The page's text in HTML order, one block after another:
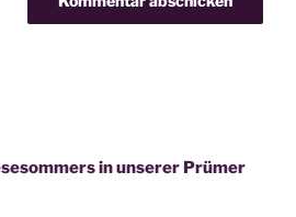
in unserer Prümer